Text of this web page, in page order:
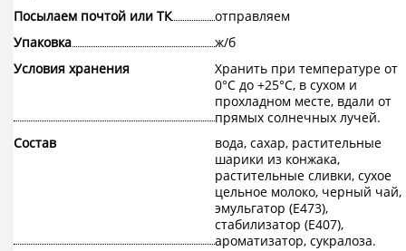
Посылаем почтой или ТК
отправляем
Упаковка
ж/б
Условия хранения
Хранить при температуре от
0°С до +25°С, в сухом и
прохладном месте, вдали от
прямых солнечных лучей.
Состав
вода, сахар, растительные
шарики из конжака,
растительные сливки, сухое
цельное молоко, черный чай,
эмульгатор (Е473),
стабилизатор (Е407),
ароматизатор, сукралоза.